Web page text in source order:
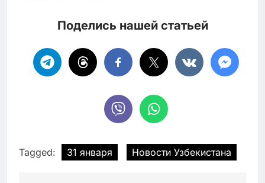
Поделись нашей статьей
Tagged: 31 января Новости Узбекистана